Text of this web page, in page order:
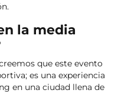
la media
que este evento
es una experiencia
en una ciudad llena de